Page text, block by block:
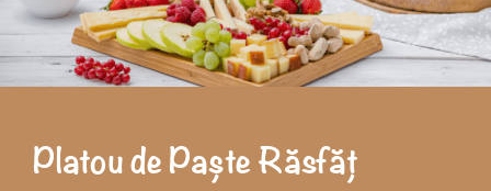
Platou de Paște Răsfăț